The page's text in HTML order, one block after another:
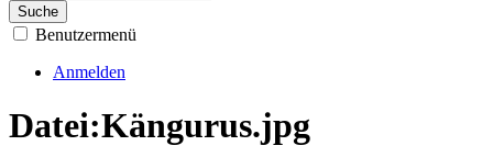
Suche
Benutzermenü
Anmelden
Datei:Kängurus.jpg